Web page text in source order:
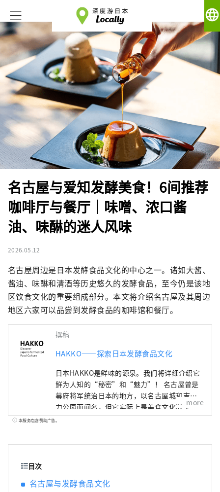
language
名古屋与爱知发酵美食！6间推荐
咖啡厅与餐厅｜味噌、浓口酱
油、味醂的迷人风味
2026.05.12
名古屋周边是日本发酵食品文化的中心之一。诸如大酱、
酱油、味醂和清酒等历史悠久的发酵食品，至今仍是该地
区饮食文化的重要组成部分。本文将介绍名古屋及其周边
地区六家可以品尝到发酵食品的咖啡馆和餐厅。
撰稿
HAKKO——探索日本发酵食品文化
日本HAKKO是鲜味的源泉。我们将详细介绍它
鲜为人知的“秘密”和“魅力”！ 名古屋曾是
幕府将军统治日本的地方，以名古屋城和吉卜
力公园而闻名，但它实际上是美食文化的宝
库，孕育了“鲜味”，即日本料理的精髓。 ■
的发酵食品文化。知多半岛被伊势湾和三河湾
more
本服务包含赞助广告。
目次
名古屋与发酵食品文化